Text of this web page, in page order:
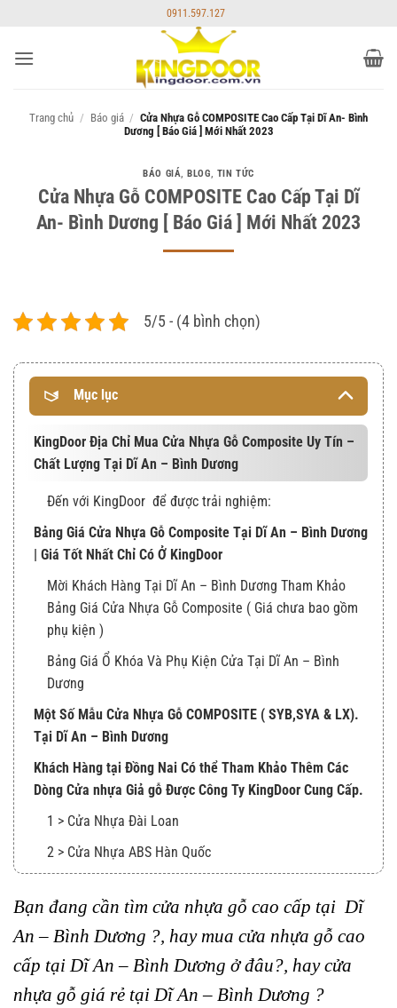
nội
0911.597.127
Trang chủ / Báo giá / Cửa Nhựa Gỗ COMPOSITE Cao Cấp Tại Dĩ An- Bình
Dương [ Báo Giá ] Mới Nhất 2023
BÁO GIÁ,BLOG, TIN TỨC
Cửa Nhựa Gỗ COMPOSITE Cao Cấp Tại Dĩ
An- Bình Dương [ Báo Giá ] Mới Nhất 2023
5/5 - (4 bình chọn)
Mục lục
KingDoor Địa Chỉ Mua Cửa Nhựa Gỗ Composite Uy Tín –
Chất Lượng Tại Dĩ An – Bình Dương
Đến với KingDoor để được trải nghiệm:
Bảng Giá Cửa Nhựa Gỗ Composite Tại Dĩ An – Bình Dương
| Giá Tốt Nhất Chỉ Có Ở KingDoor
Mời Khách Hàng Tại Dĩ An – Bình Dương Tham Khảo
Bảng Giá Cửa Nhựa Gỗ Composite ( Giá chưa bao gồm
phụ kiện )
Bảng Giá Ổ Khóa Và Phụ Kiện Cửa Tại Dĩ An – Bình
Dương
Một Số Mẫu Cửa Nhựa Gỗ COMPOSITE ( SYB,SYA & LX).
Tại Dĩ An – Bình Dương
Khách Hàng tại Đồng Nai Có thể Tham Khảo Thêm Các
Dòng Cửa nhựa Giả gỗ Được Công Ty KingDoor Cung Cấp.
1 > Cửa Nhựa Đài Loan
2 > Cửa Nhựa ABS Hàn Quốc
Bảng Giá Cửa Gỗ Công Nghiệp- Cửa Nhựa – Cửa Chống
Cháy KingDoor
HỆ THỐNG SHOWROOM CỬA KingDoor
THÔNG TIN LIÊN HỆ
Bạn đang cần tìm cửa nhựa gỗ cao cấp tại Dĩ
An – Bình Dương ?, hay mua cửa nhựa gỗ cao
cấp tại Dĩ An – Bình Dương ở đâu?, hay cửa
nhựa gỗ giá rẻ tại Dĩ An – Bình Dương ?